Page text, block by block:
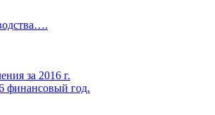
за 2016 г.
финансовый год.